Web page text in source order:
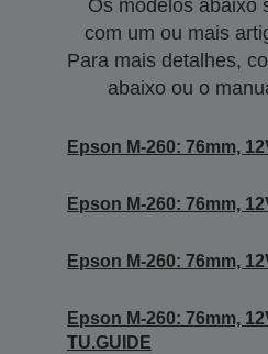
Os modelos abaixo
com um ou mais
Para mais detalhes,
abaixo ou o
Epson M-260: 76mm,
Epson M-260: 76mm,
Epson M-260: 76mm,
Epson M-260: 76mm,
TU.GUIDE